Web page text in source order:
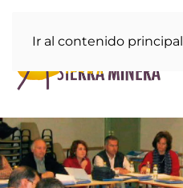
Ir al contenido principal